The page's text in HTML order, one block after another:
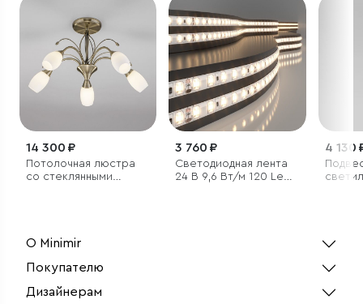
14 300 ₽
Потолочная люстра
со стеклянными
3 760 ₽
Светодиодная лента
24 В 9,6 Вт/м 120 Led/
4 130
О Minimir
Покупателю
Дизайнерам